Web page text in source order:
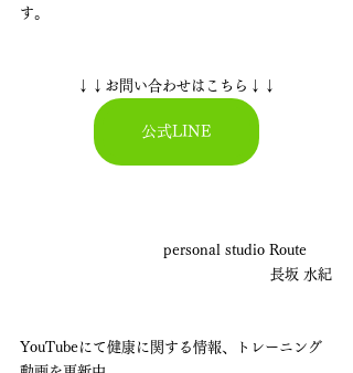
す。
↓↓お問い合わせはこちら↓↓
公式LINE
personal studio Route
長坂 水紀
YouTubeにて健康に関する情報、トレーニング